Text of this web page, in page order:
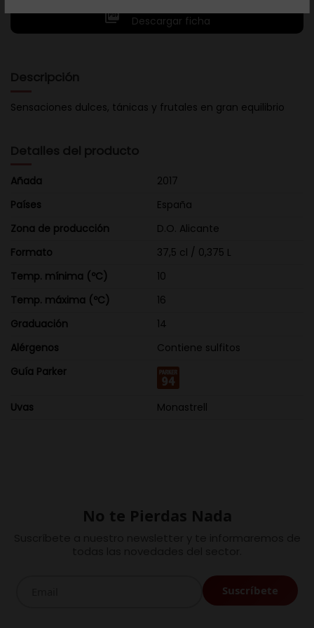
 Descargar ficha
Descripción
Sensaciones dulces, tánicas y frutales en gran equilibrio
Detalles del producto
Añada
2017
Países
España
Zona de producción
D.O. Alicante
Formato
37,5 cl / 0,375 L
Temp. mínima (ºC)
10
Temp. máxima (ºC)
16
Graduación
14
Alérgenos
Contiene sulfitos
Guía Parker
Uvas Monastrell
No te Pierdas Nada